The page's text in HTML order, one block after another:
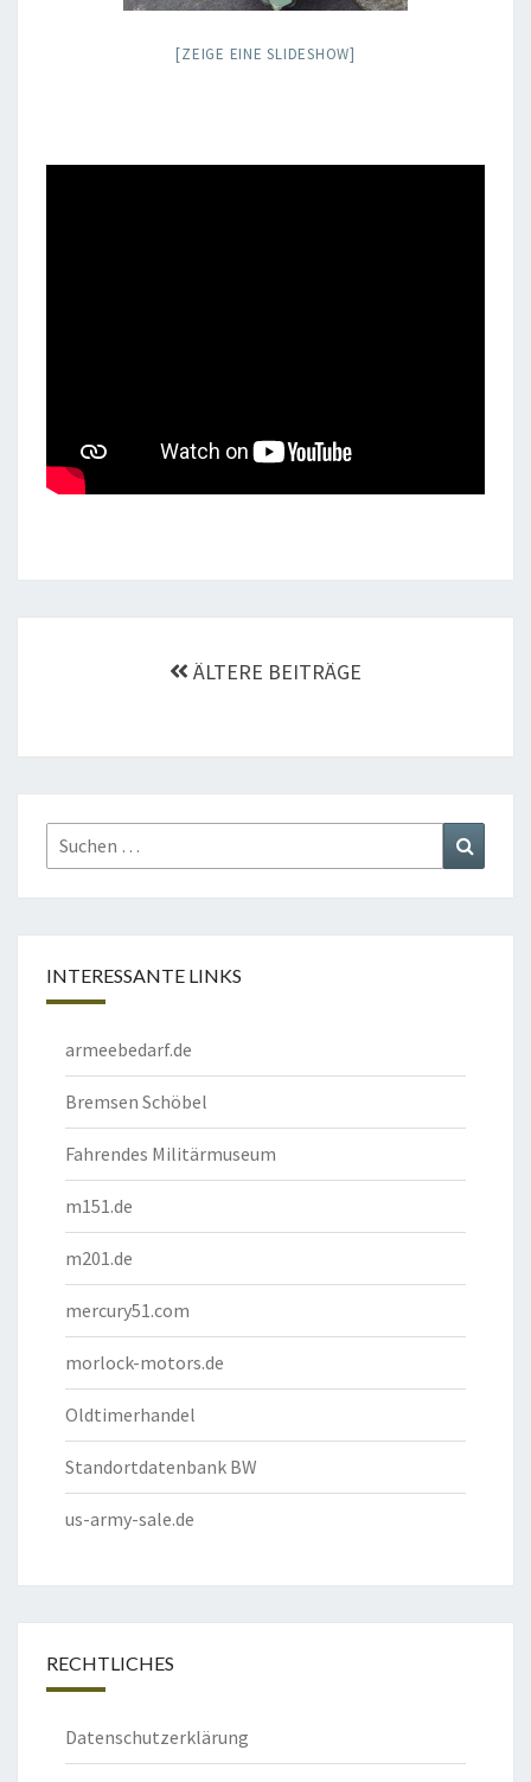
[ZEIGE EINE SLIDESHOW]
ÄLTERE BEITRÄGE
Suchen
nach:
INTERESSANTE LINKS
armeebedarf.de
Bremsen Schöbel
Fahrendes Militärmuseum
m151.de
m201.de
mercury51.com
morlock-motors.de
Oldtimerhandel
Standortdatenbank BW
us-army-sale.de
RECHTLICHES
Datenschutzerklärung